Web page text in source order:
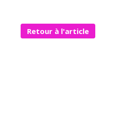
Retour à l'article